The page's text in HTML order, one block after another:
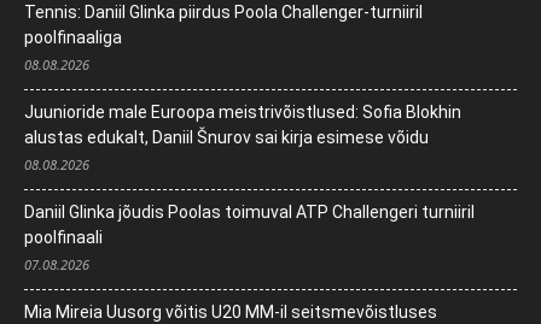
Tennis: Daniil Glinka piirdus Poola Challenger-turniiril
poolfinaaliga
08.08.2026
Juunioride male Euroopa meistrivõistlused: Sofia Blokhin
alustas edukalt, Daniil Šnurov sai kirja esimese võidu
08.08.2026
Daniil Glinka jõudis Poolas toimuval ATP Challengeri turniiril
poolfinaali
07.08.2026
Mia Mireia Uusorg võitis U20 MM-il seitsmevõistluses